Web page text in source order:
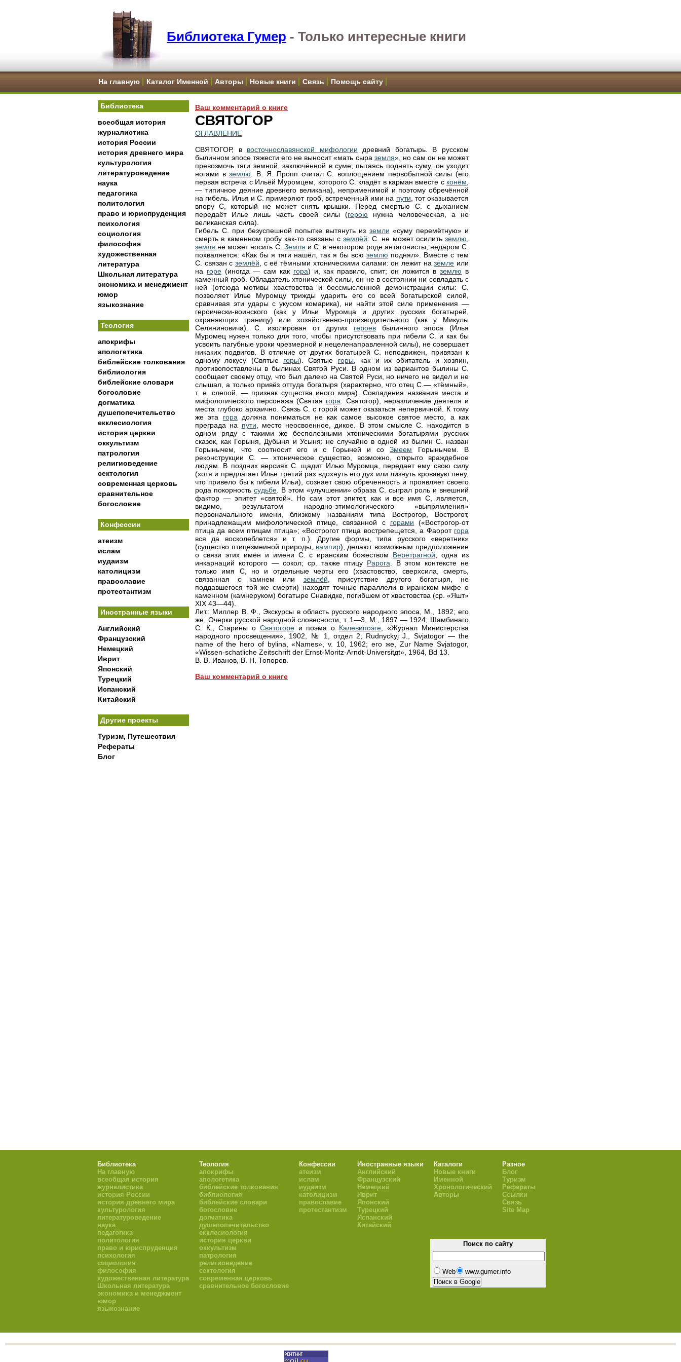
Библиотека Гумер - Только интересные книги
На главную Каталог Именной Авторы Новые книги Связь Помощь сайту
Библиотека
всеобщая история
журналистика
история России
история древнего мира
культурология
литературоведение
наука
педагогика
политология
право и юриспруденция
психология
социология
философия
художественная
литература
Школьная литература
экономика и менеджмент
юмор
языкознание
Теология
апокрифы
апологетика
библейские толкования
библиология
библейские словари
богословие
догматика
душепопечительство
екклесиология
история церкви
оккультизм
патрология
религиоведение
сектология
современная церковь
сравнительное
богословие
Конфессии
атеизм
ислам
иудаизм
католицизм
православие
протестантизм
Иностранные языки
Английский
Французский
Немецкий
Иврит
Японский
Турецкий
Испанский
Китайский
Другие проекты
Туризм, Путешествия
Рефераты
Блог
Ваш комментарий о книге
СВЯТОГОР
ОГЛАВЛЕНИЕ
СВЯТОГОР, в восточнославянской мифологии древний богатырь. В русском
былинном эпосе тяжести его не выносит «мать сыра земля», но сам он не может
превозмочь тяги земной, заключённой в суме; пытаясь поднять суму, он уходит
ногами вземлю . В. Я. Пропп считал С. воплощением первобытной силы (его
первая встреча с Ильёй Муромцем, которого С. кладёт в карман вместе с конём
— типичное деяние древнего великана), неприменимой и поэтому обречённой
на гибель. Илья и С. примеряют гроб, встреченный ими на пути , тот оказывается
впору С, который не может снять крышки. Перед смертью С. с дыханием
передаёт Илье лишь часть своей силы (герою нужна человеческая, а не
великанская сила).
Гибель С. при безуспешной попытке вытянуть из земли «суму перемётную» и
смерть в каменном гробу как-то связаны с землёй: С. не может осилить землю
земля не может носить С. Земля и С. в некотором роде антагонисты; недаром С.
похваляется: «Как бы я тяги нашёл, так я бы всю землю поднял». Вместе с тем
С. связан сземлёй , с её тёмными хтоническими силами: он лежит наземле или
на горе(иногда — сам как гора) и, как правило, спит; он ложится вземлю в
каменный гроб. Обладатель хтонической силы, он не в состоянии ни совладать с
ней (отсюда мотивы хвастовства и бессмысленной демонстрации силы: С.
позволяет Илье Муромцу трижды ударить его со всей богатырской силой,
сравнивая эти удары с укусом комарика), ни найти этой силе применения —
героически-воинского (как у Ильи Муромца и других русских богатырей,
охраняющих границу) или хозяйственно-производительного (как у Микулы
Селяниновича). С. изолирован от других героев былинного эпоса (Илья
Муромец нужен только для того, чтобы присутствовать при гибели С. и как бы
усвоить пагубные уроки чрезмерной и нецеленаправленной силы), не совершает
никаких подвигов. В отличие от других богатырей С. неподвижен, привязан к
одному локусу (Святые горы). Святые горы , как и их обитатель и хозяин,
противопоставлены в былинах Святой Руси. В одном из вариантов былины С.
сообщает своему отцу, что был далеко на Святой Руси, но ничего не видел и не
слышал, а только привёз оттуда богатыря (характерно, что отец С.— «тёмный»,
т. е. слепой, — признак существа иного мира). Совпадения названия места и
мифологического персонажа (Святая гора: Святогор), неразличение деятеля и
места глубоко архаично. Связь С. с горой может оказаться непервичной. К тому
же эта гора должна пониматься не как самое высокое святое место, а как
преграда на пути , место неосвоенное, дикое. В этом смысле С. находится в
одном ряду с такими же бесполезными хтоническими богатырями русских
сказок, как Горыня, Дубыня и Усыня: не случайно в одной из былин С. назван
Горынычем, что соотносит его и с Горыней и соЗмеем Горынычем. В
реконструкции С. — хтоническое существо, возможно, открыто враждебное
людям. В поздних версиях С. щадит Илью Муромца, передает ему свою силу
(хотя и предлагает Илье третий раз вдохнуть его дух или лизнуть кровавую пену,
что привело бы к гибели Ильи), сознает свою обреченность и проявляет своего
рода покорность судьбе. В этом «улучшении» образа С. сыграл роль и внешний
фактор — эпитет «святой». Но сам этот эпитет, как и все имя С, является,
видимо, результатом народно-этимологического «выпрямления»
первоначального имени, близкому названиям типа Вострогор, Вострогот,
принадлежащим мифологической птице, связанной с горами («Вострогор-от
птица да всем птицам птица»; «Вострогот птица вострепещется, а Фаорот гора
вся да восколеблется» и т. п.). Другие формы, типа русского «веретник»
(существо птицезмеиной природы, вампир), делают возможным предположение
о связи этих имён и имени С. с иранским божеством Веретрагной , одна из
инкарнаций которого — сокол; ср. также птицу Рарога . В этом контексте не
только имя С, но и отдельные черты его (хвастовство, сверхсила, смерть,
связанная с камнем или землёй , присутствие другого богатыря, не
поддавшегося той же смерти) находят точные параллели в иранском мифе о
каменном (камнеруком) богатыре Снавидке, погибшем от хвастовства (ср. «Яшт»
XIX 43—44).
Лит.: Миллер В. Ф., Экскурсы в область русского народного эпоса, М., 1892; его
же, Очерки русской народной словесности, т. 1—3, М., 1897 — 1924; Шамбинаго
С. К., Старины о Святогореи поэма о Калевипоэге , «Журнал Министерства
народного просвещения», 1902, № 1, отдел 2; Rudnyckyj J., Svjatogor — the
name of the hero of bylina, «Names», v. 10, 1962; его же, Zur Name Svjatogor,
«Wissen-schatliche Zeitschrift der Ernst-Moritz-Arndt-Universitдt», 1964, Bd 13.
В. В. Иванов, В. Н. Топоров.
Ваш комментарий о книге
Библиотека
На главную
всеобщая история
журналистика
история России
история древнего мира
культурология
литературоведение
наука
педагогика
политология
право и юриспруденция
психология
социология
философия
художественная литература
Школьная литература
экономика и менеджмент
юмор
языкознание
Теология
апокрифы
апологетика
библейские толкования
библиология
библейские словари
богословие
догматика
душепопечительство
екклесиология
история церкви
оккультизм
патрология
религиоведение
сектология
современная церковь
сравнительное богословие
Конфессии
атеизм
ислам
иудаизм
католицизм
православие
протестантизм
Иностранные языки
Английский
Французский
Немецкий
Иврит
Японский
Турецкий
Испанский
Китайский
Каталоги
Новые книги
Именной
Хронологический
Авторы
Разное
Блог
Туризм
Рефераты
Ссылки
Связь
Site Map
Поиск по сайту
Web www.gumer.info